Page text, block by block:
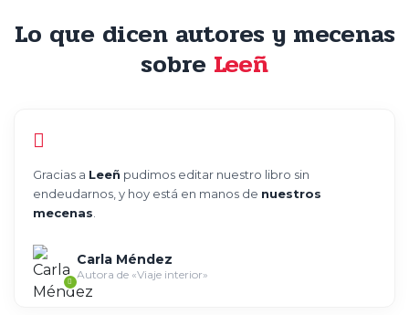
Lo que dicen autores y mecenas
sobre Leeñ
Gracias a Leeñ pudimos editar nuestro libro sin
endeudarnos, y hoy está en manos de nuestros
mecenas
Carla Méndez
Autora de «Viaje interior»